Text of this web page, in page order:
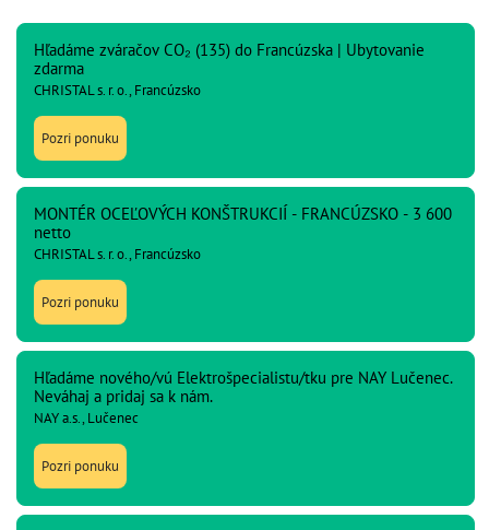
Hľadáme zváračov CO₂ (135) do Francúzska | Ubytovanie
zdarma
CHRISTAL s. r. o., Francúzsko
Pozri ponuku
MONTÉR OCEĽOVÝCH KONŠTRUKCIÍ - FRANCÚZSKO - 3 600
netto
CHRISTAL s. r. o., Francúzsko
Pozri ponuku
Hľadáme nového/vú Elektrošpecialistu/tku pre NAY Lučenec.
Neváhaj a pridaj sa k nám.
NAY a.s., Lučenec
Pozri ponuku